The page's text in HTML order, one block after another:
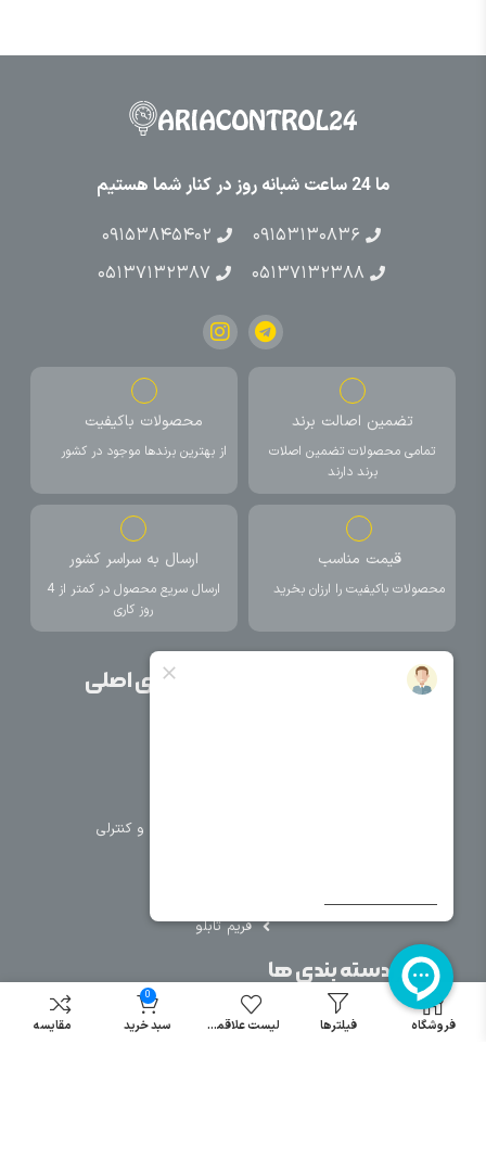
ما 24 ساعت شبانه روز در کنار شما هستیم
۰۹۱۵۳۱۳۰۸۳۶
۰۹۱۵۳۸۴۵۴۰۲
۰۵۱۳۷۱۳۲۳۸۸
۰۵۱۳۷۱۳۲۳۸۷
تضمین اصالت برند
تمامی محصولات تضمین اصلات
برند دارند
محصولات باکیفیت
از بهترین برندها موجود در کشور
قیمت مناسب
محصولات باکیفیت را ارزان بخرید
ارسال به سراسر کشور
ارسال سریع محصول در کمتر از 4
روز کاری
صفحات اصلی دسته بندی های اصلی
تجهیزات حفاظتی و کنترلی
فریم تابلو
سایر دسته بندی ها
خرید کلید اتومات
خرید کنتاکتور
فروشگاه فیلترها لیست علاقمندی
0
سبد خرید مقایسه